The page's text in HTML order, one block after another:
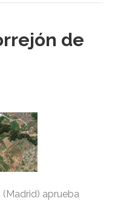
de
aprueba